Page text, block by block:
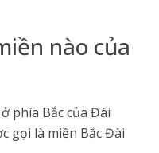
nào của
phía Bắc của Đài
gọi là miền Bắc Đài